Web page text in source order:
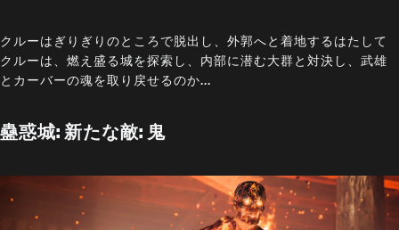
クルーはぎりぎりのところで脱出し、外郭へと着地するはたして
クルーは、燃え盛る城を探索し、内部に潜む大群と対決し、武雄
とカーバーの魂を取り戻せるのか...
蠱惑城: 新たな敵: 鬼